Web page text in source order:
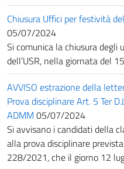
Chiusura Uffici per festività
05/07/2024
Si comunica la chiusura degli
dell’USR, nella giornata del
AVVISO estrazione della
Prova disciplinare Art. 5 Ter
ADMM 05/07/2024
Si avvisano i candidati della
alla prova disciplinare
228/2021, che il giorno 12